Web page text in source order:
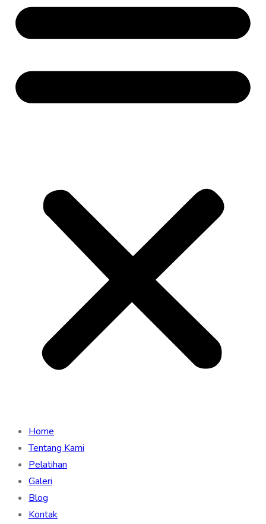
Home
Tentang Kami
Pelatihan
Galeri
Blog
Kontak